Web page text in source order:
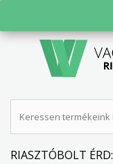
RIASZTÓBOLT